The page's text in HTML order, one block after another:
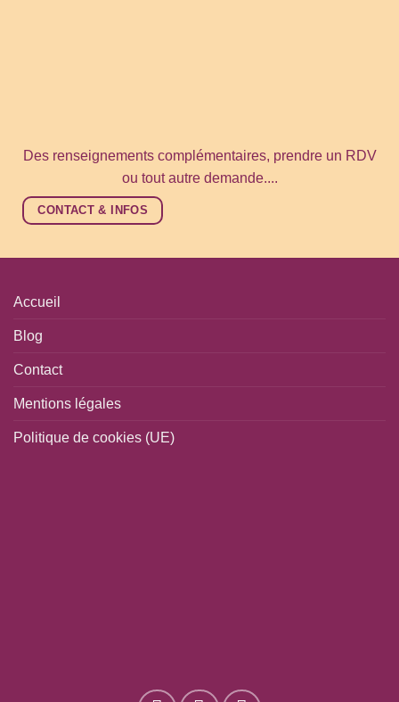
Des renseignements complémentaires, prendre un RDV
ou tout autre demande....
CONTACT & INFOS
Accueil
Blog
Contact
Mentions légales
Politique de cookies (UE)